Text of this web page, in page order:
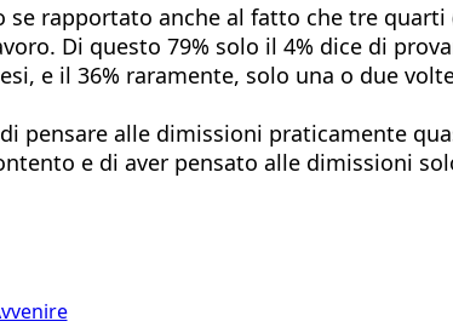
rapportato anche al fatto che tre quarti
Di questo 79% solo il 4% dice di
e il 36% raramente, solo una o due
pensare alle dimissioni praticamente
e di aver pensato alle dimissioni